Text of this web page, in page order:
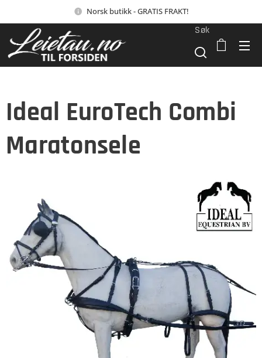
Norsk butikk - GRATIS FRAKT!
Søk
Ideal EuroTech Combi
Maratonsele